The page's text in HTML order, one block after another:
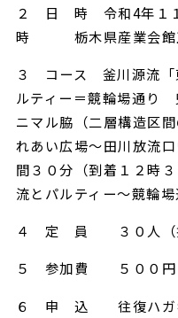
２ 日 時 令和4年１１
時 栃木県産業会館
３ コース 釜川源流「
ルティー＝競輪場通り
ニマル脇（二層構造区
れあい広場～田川放流
間３０分（到着１２時
流とパルティー〜競輪
４ 定 員 ３０人（
５ 参加費 ５００円
６ 申 込 往復ハガキ